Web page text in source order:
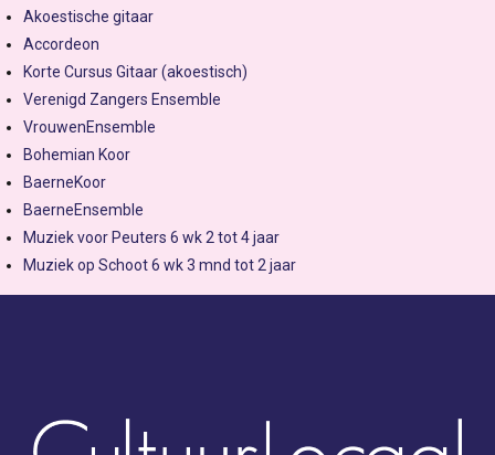
Akoestische gitaar
Accordeon
Korte Cursus Gitaar (akoestisch)
Verenigd Zangers Ensemble
VrouwenEnsemble
Bohemian Koor
BaerneKoor
BaerneEnsemble
Muziek voor Peuters 6 wk 2 tot 4 jaar
Muziek op Schoot 6 wk 3 mnd tot 2 jaar